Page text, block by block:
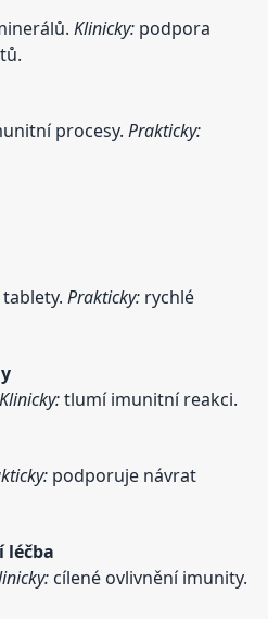
Klinicky: podpora
procesy.Prakticky:
tablety.Prakticky: rychlé
Klinicky:tlumí imunitní reakci.
podporuje návrat
léčba
cílené ovlivnění imunity.